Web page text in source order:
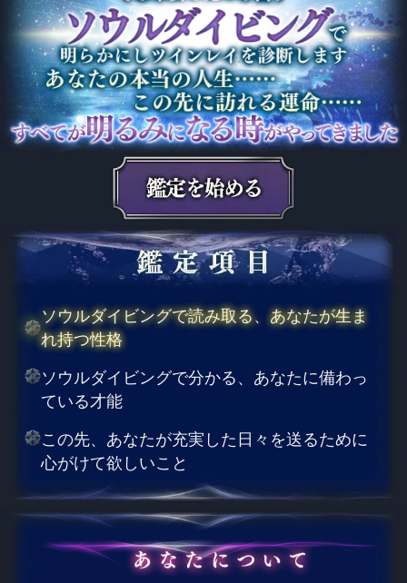
ソウルダイビングで読み取る、あなたが生ま
れ持つ性格
ソウルダイビングで分かる、あなたに備わっ
ている才能
この先、あなたが充実した日々を送るために
心がけて欲しいこと